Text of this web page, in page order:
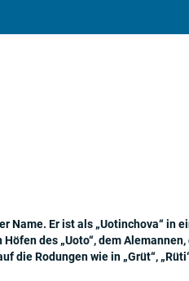
Name. Er ist als „Uotinchova“ in
des „Uoto“, dem
Rodungen wie in „Grüt“,